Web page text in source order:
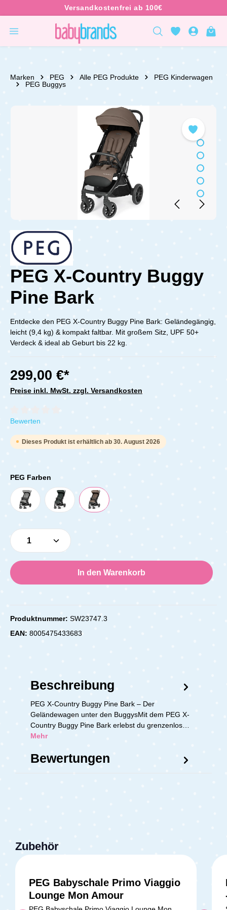
Marken PEG Alle PEG Produkte
PEG Kinderwagen
PEG Buggys
PEG X-Country Buggy
Pine Bark
Entdecke den PEG X-Country Buggy Pine Bark: Geländegängig,
leicht (9,4 kg) & kompakt faltbar. Mit großem Sitz, UPF 50+
Verdeck & ideal ab Geburt bis 22 kg.
299,00 €*
Preise inkl. MwSt. zzgl. Versandkosten
Durchschnittliche Bewertung von 0 von 5 Sternen
Bewerten
Dieses Produkt ist erhältlich ab 30. August 2026
PEG Farben
Produkt Anzahl: Gib den gewünschten
In den Warenkorb
Produktnummer: SW23747.3
EAN: 8005475433683
Beschreibung
PEG X-Country Buggy Pine Bark – Der
Geländewagen unter den BuggysMit dem PEG X-
Country Buggy Pine Bark erlebst du grenzenlos…
Mehr
Bewertungen
Zubehör
PEG Babyschale Primo Viaggio
Lounge Mon Amour